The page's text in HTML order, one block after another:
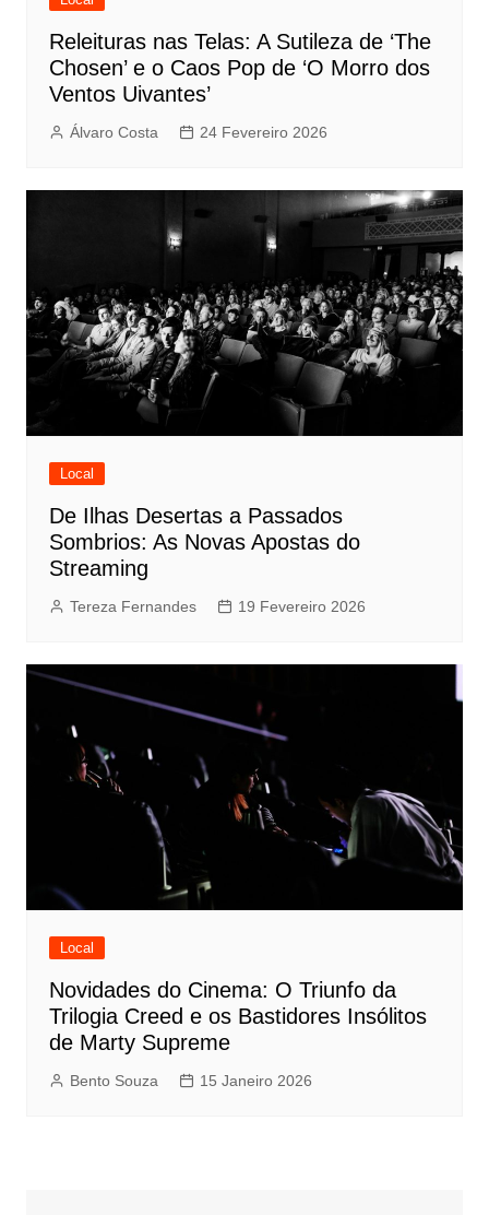
Releituras nas Telas: A Sutileza de ‘The
Chosen’ e o Caos Pop de ‘O Morro dos
Ventos Uivantes’
Álvaro Costa 24 Fevereiro 2026
Local
De Ilhas Desertas a Passados
Sombrios: As Novas Apostas do
Streaming
Tereza Fernandes 19 Fevereiro 2026
Local
Novidades do Cinema: O Triunfo da
Trilogia Creed e os Bastidores Insólitos
de Marty Supreme
Bento Souza 15 Janeiro 2026